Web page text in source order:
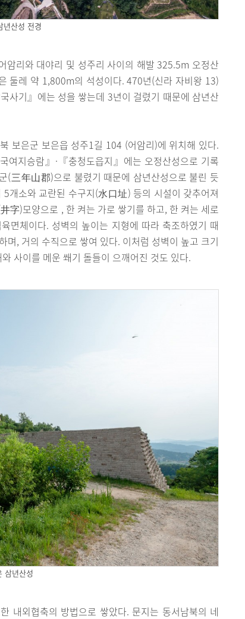
년산성 전경
암리와 대야리 및 성주리 사이의 해발 325.5m 오정산
둘레 약 1,800m의 석성이다. 470년(신라 자비왕 13)
사기』에는 성을 쌓는데 3년이 걸렸기 때문에 삼년산
보은군 보은읍 성주1길 104 (어암리)에 위치해 있다.
여지승람』·『충청도읍지』에는 오정산성으로 기록
(三年山郡)으로 불렸기 때문에 삼년산성으로 불린 듯
개소와 교란된 수구지(水口址) 등의 시설이 갖추어져
字)모양으로 , 한 켜는 가로 쌓기를 하고, 한 켜는 세로
면체이다. 성벽의 높이는 지형에 따라 축조하였기 때
, 거의 수직으로 쌓여 있다. 이처럼 성벽이 높고 크기
사이를 메운 쐐기 돌들이 으깨어진 것도 있다.
삼년산성
내외협축의 방법으로 쌓았다. 문지는 동서남북의 네